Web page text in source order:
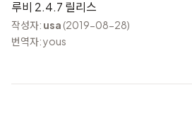
루비 2.4.7 릴리스
작성자: usa (2019-08-28)
번역자: yous